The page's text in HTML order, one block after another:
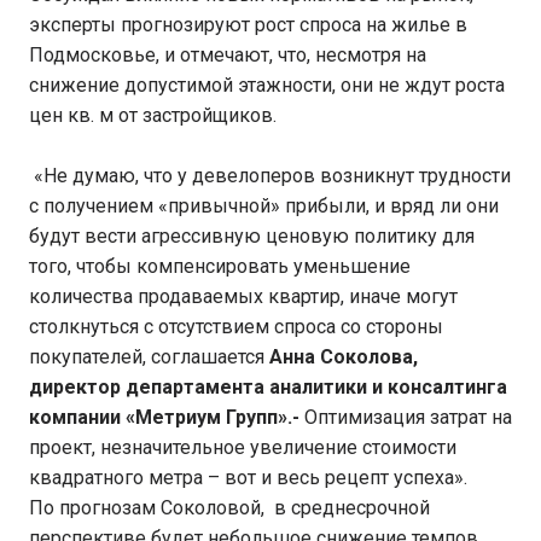
эксперты прогнозируют рост спроса на жилье в
Подмосковье, и отмечают, что, несмотря на
снижение допустимой этажности, они не ждут роста
цен кв. м от застройщиков.
«Не думаю, что у девелоперов возникнут трудности
с получением «привычной» прибыли, и вряд ли они
будут вести агрессивную ценовую политику для
того, чтобы компенсировать уменьшение
количества продаваемых квартир, иначе могут
столкнуться с отсутствием спроса со стороны
покупателей, соглашается Анна Соколова,
директор департамента аналитики и консалтинга
компании «Метриум Групп».- Оптимизация затрат на
проект, незначительное увеличение стоимости
квадратного метра – вот и весь рецепт успеха».
По прогнозам Соколовой, в среднесрочной